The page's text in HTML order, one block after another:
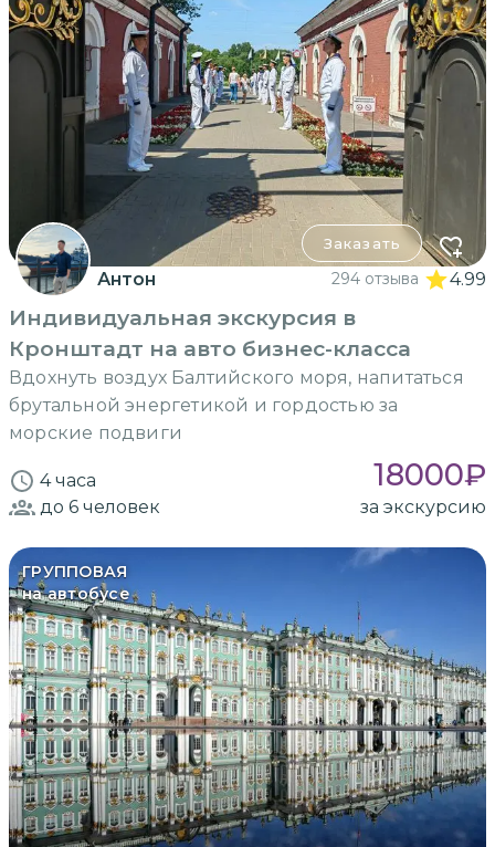
Заказать
Антон 294 отзыва 4.99
Индивидуальная экскурсия в
Кронштадт на авто бизнес-класса
Вдохнуть воздух Балтийского моря, напитаться
брутальной энергетикой и гордостью за
морские подвиги
4 часа 18000₽
до 6 человек за экскурсию
ГРУППОВАЯ
на автобусе